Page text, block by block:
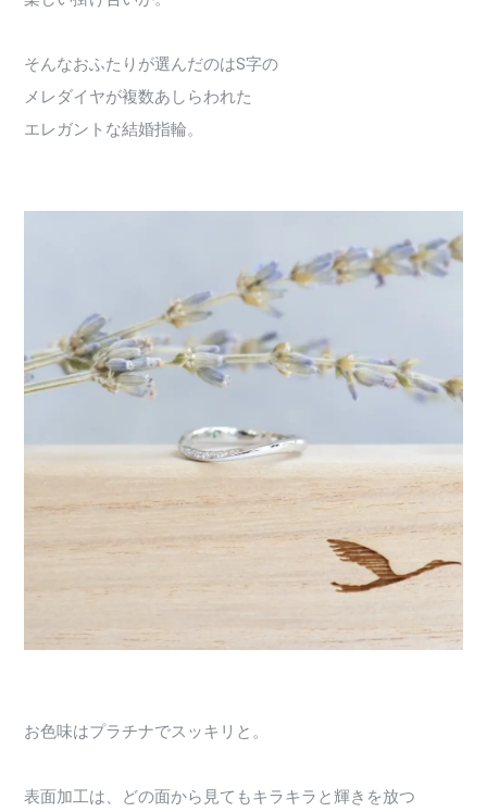
そんなおふたりが選んだのはS字の
メレダイヤが複数あしらわれた
エレガントな結婚指輪。
お色味はプラチナでスッキリと。
表面加工は、どの面から見てもキラキラと輝きを放つ